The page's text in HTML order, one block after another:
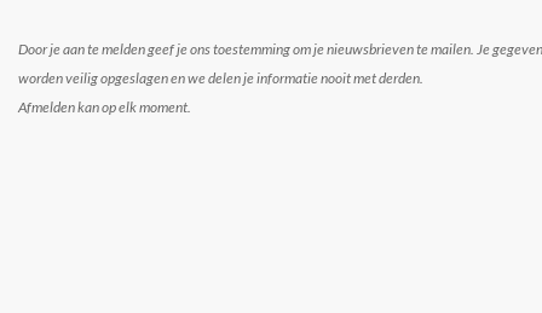
Door je aan te melden geef je ons toestemming om je nieuwsbrieven te mailen. Je
worden veilig opgeslagen en we delen je informatie nooit met derden.
Afmelden kan op elk moment.